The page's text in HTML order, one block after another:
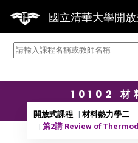
國立清華大學開
10102 材
開放式課程
材料熱力學二
第2講 Review of